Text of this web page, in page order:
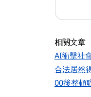
相關文章
AI衝擊社
合法居然
00後整頓